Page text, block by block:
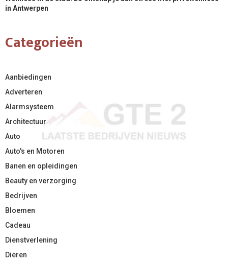
in Antwerpen
Categorieën
Aanbiedingen
Adverteren
Alarmsysteem
Architectuur
Auto
Auto's en Motoren
Banen en opleidingen
Beauty en verzorging
Bedrijven
Bloemen
Cadeau
Dienstverlening
Dieren